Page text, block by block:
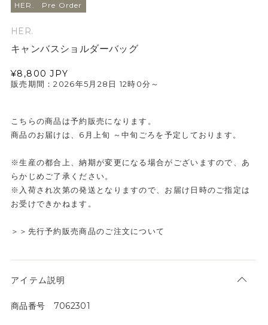
HER. Pre Order
HER.
キャンバスショルダーバッグ
¥8,800 JPY
販売期間：2026年5月28日 12時0分～
こちらの商品は予約販売になります。
商品のお届けは、6月上旬 ～中旬ごろを予定しております。
※生産の都合上、納期が変更になる場合がございますので、あ
らかじめご了承ください。
※入荷され次第の発送となりますので、お届け日時のご指定は
お受けできかねます。
＞＞先行予約販売商品のご注文について
アイテム説明
商品番号 7062301